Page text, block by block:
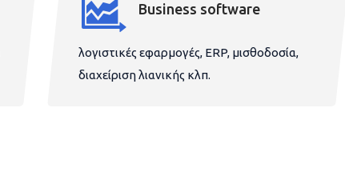
Business software
λογιστικές εφαρμογές, ERP, μισθοδοσία,
διαχείριση λιανικής κλπ.